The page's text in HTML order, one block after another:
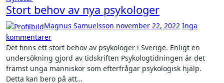
Stort behov av nya psykologer
Magnus Samuelsson november 22, 2022 Inga
kommentarer
Det finns ett stort behov av psykologer i Sverige. Enligt en
undersökning gjord av tidskriften Psykologtidningen är det
främst unga människor som efterfrågar psykologisk hjälp.
Detta kan bero på att…